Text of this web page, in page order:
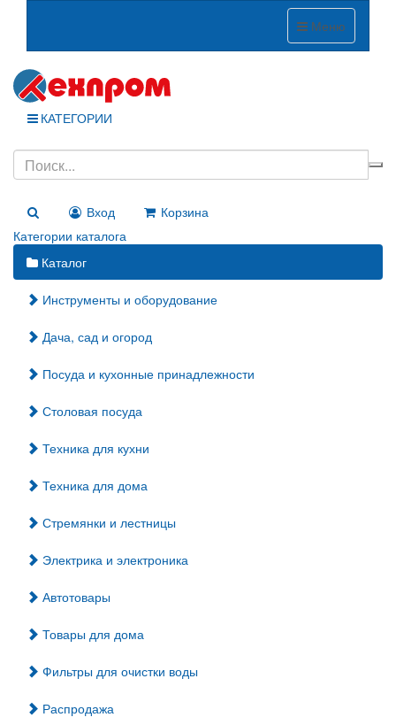
Меню
КАТЕГОРИИ
Вход
Корзина
Категории каталога
Каталог
Инструменты и оборудование
Дача, сад и огород
Посуда и кухонные принадлежности
Столовая посуда
Техника для кухни
Техника для дома
Стремянки и лестницы
Электрика и электроника
Автотовары
Товары для дома
Фильтры для очистки воды
Распродажа